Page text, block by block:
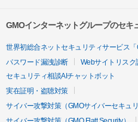
GMOインターネットグループのセキ
世界初総合ネットセキュリティサービス「
パスワード漏洩診断
Webサイトリスク
セキュリティ相談AIチャットボット
実在証明・盗聴対策
サイバー攻撃対策（GMOサイバーセキュ